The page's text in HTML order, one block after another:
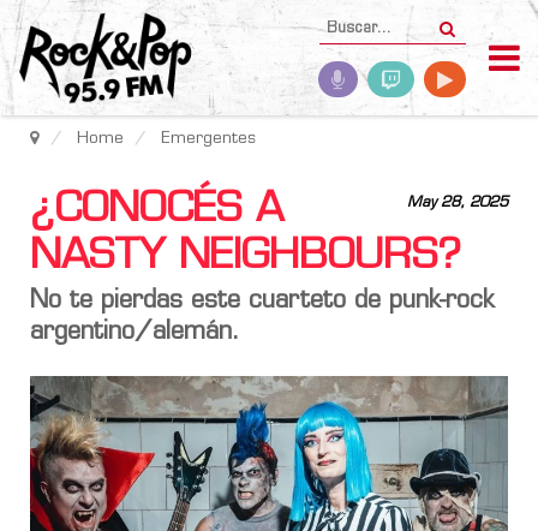
Home Emergentes
May 28, 2025
¿CONOCÉS A
NASTY NEIGHBOURS?
No te pierdas este cuarteto de punk-rock
argentino/alemán.